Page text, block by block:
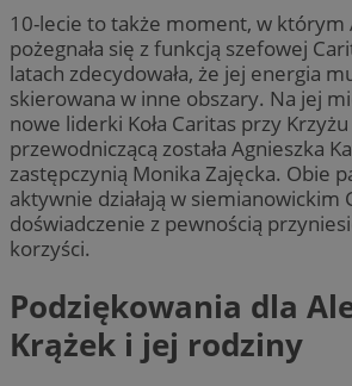
10-lecie to także moment, w którym
pożegnała się z funkcją szefowej
latach zdecydowała, że jej energia
skierowana w inne obszary. Na jej
nowe liderki Koła Caritas przy Krzyżu
przewodniczącą została Agnieszka
zastępczynią Monika Zajęcka. Obie
aktywnie działają w siemianowickim
doświadczenie z pewnością
korzyści.
Podziękowania dla
Krążek i jej rodziny